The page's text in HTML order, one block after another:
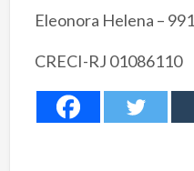
Eleonora Helena –
CRECI-RJ 01086110